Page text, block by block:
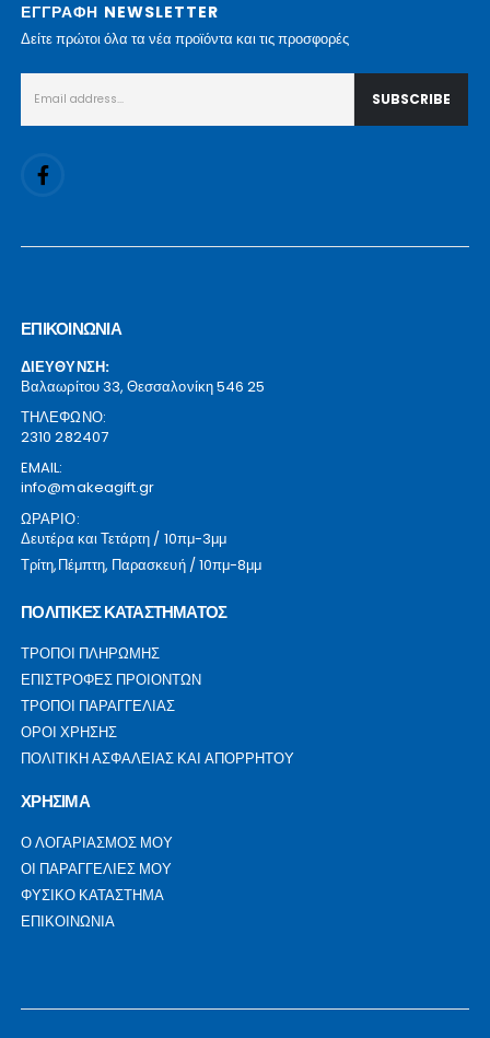
ΕΓΓΡΑΦΗ NEWSLETTER
Δείτε πρώτοι όλα τα νέα προϊόντα και τις προσφορές
ΕΠΙΚΟΙΝΩΝΙΑ
ΔΙΕΥΘΥΝΣΗ:
Βαλαωρίτου 33, Θεσσαλονίκη 546 25
ΤΗΛΕΦΩΝΟ:
2310 282407
EMAIL:
info@makeagift.gr
ΩΡΑΡΙΟ:
Δευτέρα και Τετάρτη / 10πμ-3μμ
Τρίτη,Πέμπτη, Παρασκευή / 10πμ-8μμ
ΠΟΛΙΤΙΚΕΣ ΚΑΤΑΣΤΗΜΑΤΟΣ
ΤΡΟΠΟΙ ΠΛΗΡΩΜΗΣ
ΕΠΙΣΤΡΟΦΕΣ ΠΡΟΙΟΝΤΩΝ
ΤΡΟΠΟΙ ΠΑΡΑΓΓΕΛΙΑΣ
ΟΡΟΙ ΧΡΗΣΗΣ
ΠΟΛΙΤΙΚΗ ΑΣΦΑΛΕΙΑΣ ΚΑΙ ΑΠΟΡΡΗΤΟΥ
ΧΡΗΣΙΜΑ
Ο ΛΟΓΑΡΙΑΣΜΟΣ ΜΟΥ
ΟΙ ΠΑΡΑΓΓΕΛΙΕΣ ΜΟΥ
ΦΥΣΙΚΟ ΚΑΤΑΣΤΗΜΑ
ΕΠΙΚΟΙΝΩΝΙΑ